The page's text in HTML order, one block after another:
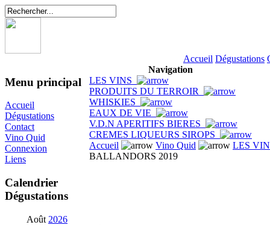
Accueil Dégustations
Menu principal
Accueil
Dégustations
Contact
Vino Quid
Connexion
Liens
Calendrier
Dégustations
Août 2026
Navigation
LES VINS
PRODUITS DU TERROIR
WHISKIES
EAUX DE VIE
V.D.N APERITIFS BIERES
CREMES LIQUEURS SIROPS
Accueil
Vino Quid
LES
BALLANDORS 2019